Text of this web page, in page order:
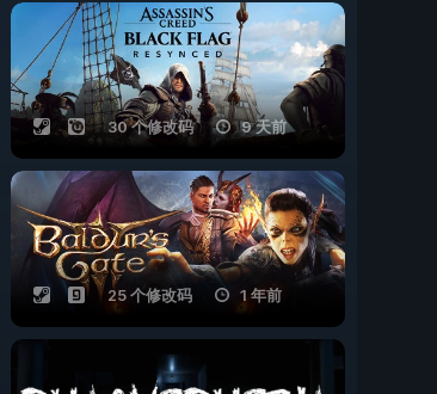
30 个修改码 9 天前
25 个修改码 1 年前